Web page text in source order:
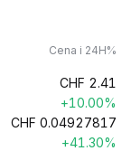
Cena i 24H%
CHF 2.41
+10.00%
CHF 0.04927817
+41.30%